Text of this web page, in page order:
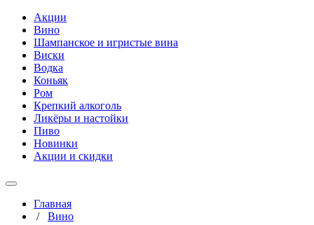
Акции
Вино
Шампанское и игристые вина
Виски
Водка
Коньяк
Ром
Крепкий алкоголь
Ликёры и настойки
Пиво
Новинки
Акции и скидки
Главная
/ Вино